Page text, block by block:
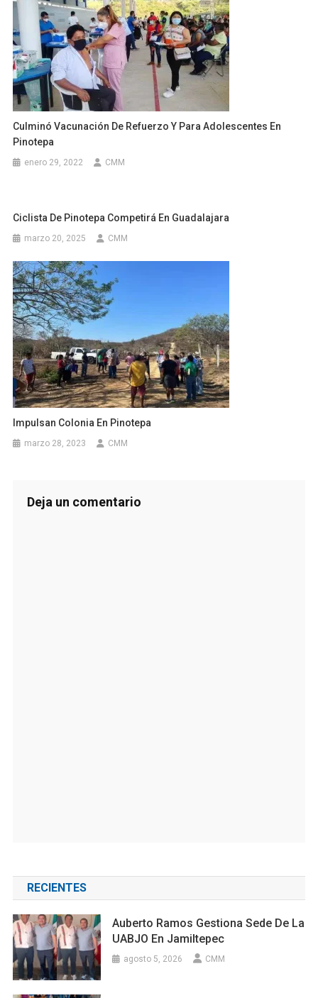
Culminó Vacunación De Refuerzo Y Para Adolescentes En
Pinotepa
enero 29, 2022 CMM
Ciclista De Pinotepa Competirá En Guadalajara
marzo 20, 2025 CMM
Impulsan Colonia En Pinotepa
marzo 28, 2023 CMM
Deja un comentario
RECIENTES
Auberto Ramos Gestiona Sede De La
UABJO En Jamiltepec
agosto 5, 2026 CMM